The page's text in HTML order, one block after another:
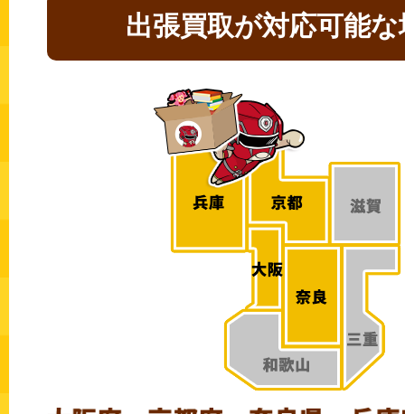
出張買取が対応可能な